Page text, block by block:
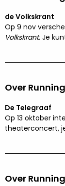
de Volkskrant
Op 9 nov
Volkskrant. Je
Over
De Telegraaf
Op 13 oktober
theaterconcert,
Over